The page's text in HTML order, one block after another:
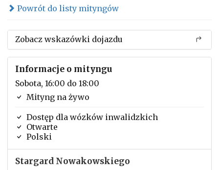
Powrót do listy mityngów
Zobacz wskazówki dojazdu
Informacje o mityngu
Sobota, 16:00 do 18:00
Mityng na żywo
Dostęp dla wózków inwalidzkich
Otwarte
Polski
Stargard Nowakowskiego